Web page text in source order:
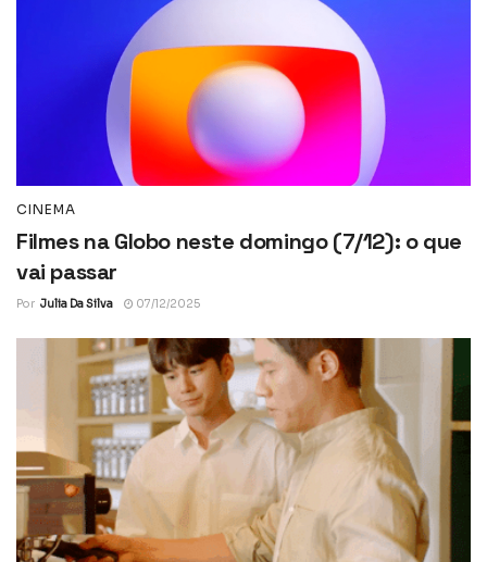
CINEMA
Filmes na Globo neste domingo (7/12): o que
vai passar
Por Julia Da Silva 07/12/2025